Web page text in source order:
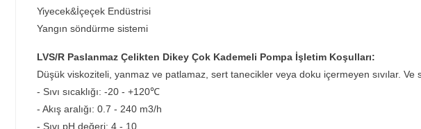
Yiyecek&İçeçek Endüstrisi
Yangın söndürme sistemi
LVS/R Paslanmaz Çelikten Dikey Çok Kademeli Pompa İşletim Koşulları:
Düşük viskoziteli, yanmaz ve patlamaz, sert tanecikler veya doku içermeyen sıvılar. Ve
- Sıvı sıcaklığı: -20 - +120℃
- Akış aralığı: 0.7 - 240 m3/h
- Sıvı pH değeri: 4 - 10